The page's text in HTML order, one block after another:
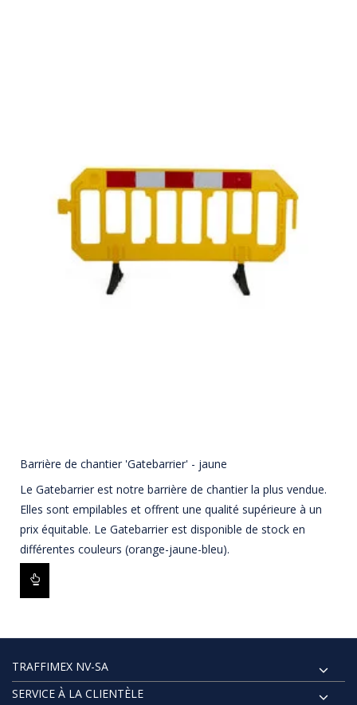
Barrière de chantier 'Gatebarrier' - jaune
Le Gatebarrier est notre barrière de chantier la plus vendue.
Elles sont empilables et offrent une qualité supérieure à un
prix équitable. Le Gatebarrier est disponible de stock en
différentes couleurs (orange-jaune-bleu).
TRAFFIMEX NV-SA
SERVICE À LA CLIENTÈLE